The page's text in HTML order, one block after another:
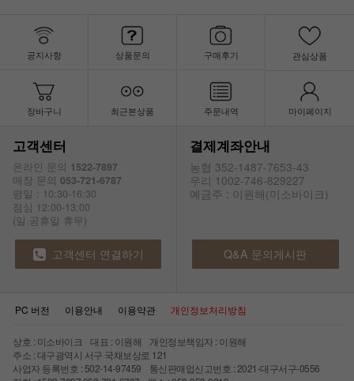
공지사항 상품문의 구매후기 관심상품
장바구니 최근본상품 주문내역 마이페이지
고객센터
온라인 문의 1522-7897
매장 문의 053-721-6787
평일 : 10:30-16:30
점심 12:00-13:00
(일.공휴일 휴무)
결제계좌안내
농협 352-1487-7653-43
우리 1002-746-829227
예금주 : 이원해(미소바이크)
고객센터 연결하기 Q&A 문의게시판
PC 버전 이용안내 이용약관 개인정보처리방침
상호 : 미소바이크 대표 : 이원해 개인정보책임자 : 이원해
주소 : 대구광역시 서구 국채보상로 121
사업자 등록번호 : 502-14-97459 통신판매업신고번호 : 2021-대구서구-0556